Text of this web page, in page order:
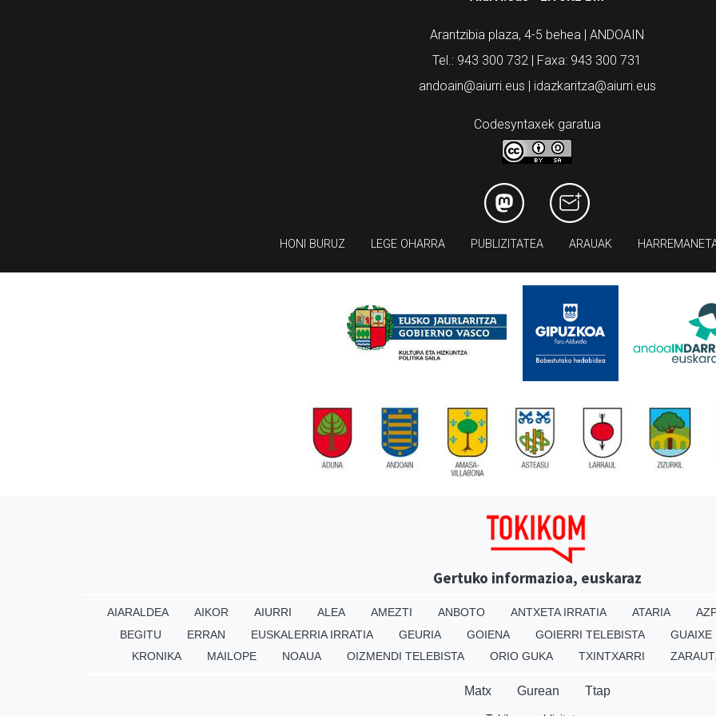
Arantzibia plaza, 4-5 behea | ANDOAIN
Tel.: 943 300 732 | Faxa: 943 300 731
andoain@aiurri.eus | idazkaritza@aiurri.eus
Codesyntaxek garatua
HONI BURUZ LEGE OHARRA PUBLIZITATEA ARAUAK
Gertuko informazioa, euskaraz
AIARALDEA AIKOR AIURRI ALEA AMEZTI ANBOTO ANTXETA IRRATIA ATARIA
BEGITU
ERRAN EUSKALERRIA IRRATIA GEURIA GOIENA GOIERRI TELEBISTA GUAIXE
KRONIKA
MAILOPE NOAUA OIZMENDI TELEBISTA ORIO GUKA TXINTXARRI
Matx Gurean Ttap